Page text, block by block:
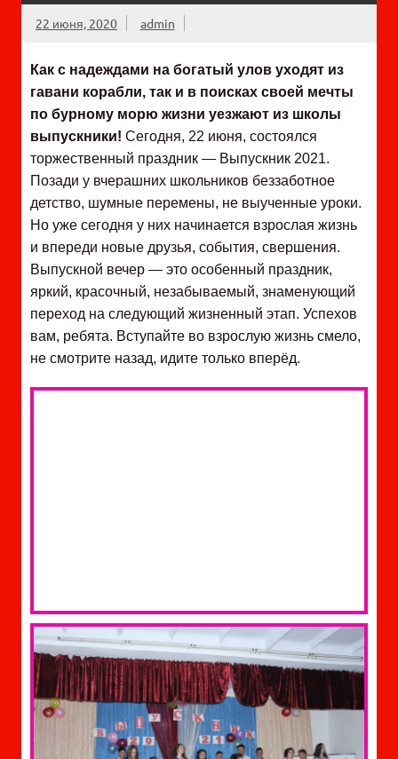
22 июня, 2020 admin
Как с надеждами на богатый улов уходят из
гавани корабли, так и в поисках своей мечты
по бурному морю жизни уезжают из школы
выпускники! Сегодня, 22 июня, состоялся
торжественный праздник — Выпускник 2021.
Позади у вчерашних школьников беззаботное
детство, шумные перемены, не выученные уроки.
Но уже сегодня у них начинается взрослая жизнь
и впереди новые друзья, события, свершения.
Выпускной вечер — это особенный праздник,
яркий, красочный, незабываемый, знаменующий
переход на следующий жизненный этап. Успехов
вам, ребята. Вступайте во взрослую жизнь смело,
не смотрите назад, идите только вперёд.